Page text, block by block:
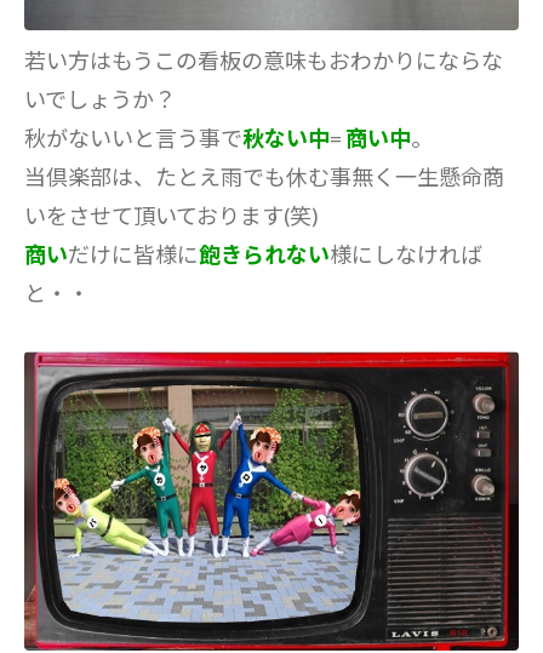
若い方はもうこの看板の意味もおわかりにならな
いでしょうか？
秋がないいと言う事で秋ない中= 商い中。
当倶楽部は、たとえ雨でも休む事無く一生懸命商
いをさせて頂いております(笑)
商いだけに皆様に飽きられない様にしなければ
と・・